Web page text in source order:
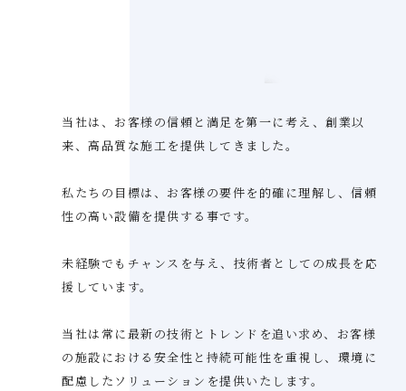
当社は、お客様の信頼と満足を第一に考え、創業以
来、高品質な施工を提供してきました。
私たちの目標は、お客様の要件を的確に理解し、信頼
性の高い設備を提供する事です。
未経験でもチャンスを与え、技術者としての成長を応
援しています。
当社は常に最新の技術とトレンドを追い求め、お客様
の施設における安全性と持続可能性を重視し、環境に
配慮したソリューションを提供いたします。